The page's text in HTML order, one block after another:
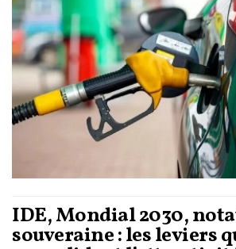
IDE, Mondial 2030,
souveraine : les leviers